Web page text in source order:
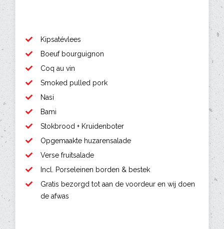
Kipsatévlees
Boeuf bourguignon
Coq au vin
Smoked pulled pork
Nasi
Bami
Stokbrood + Kruidenboter
Opgemaakte huzarensalade
Verse fruitsalade
Incl. Porseleinen borden & bestek
Gratis bezorgd tot aan de voordeur en wij doen
de afwas